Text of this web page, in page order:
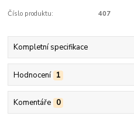
Číslo produktu: 407
Kompletní specifikace
Hodnocení 1
Komentáře 0